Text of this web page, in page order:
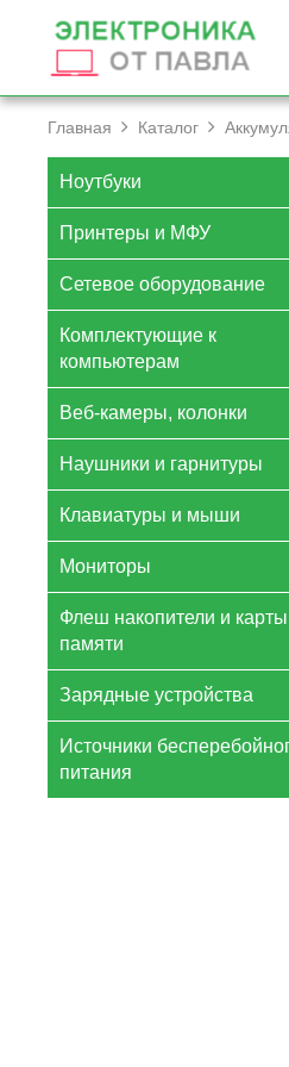
Главная Каталог
Ноутбуки
Принтеры и МФУ
Сетевое оборудование
Комплектующие к
компьютерам
Веб-камеры, колонки
Наушники и гарнитуры
Клавиатуры и мыши
Мониторы
Флеш накопители и карты
памяти
Зарядные устройства
Источники
питания